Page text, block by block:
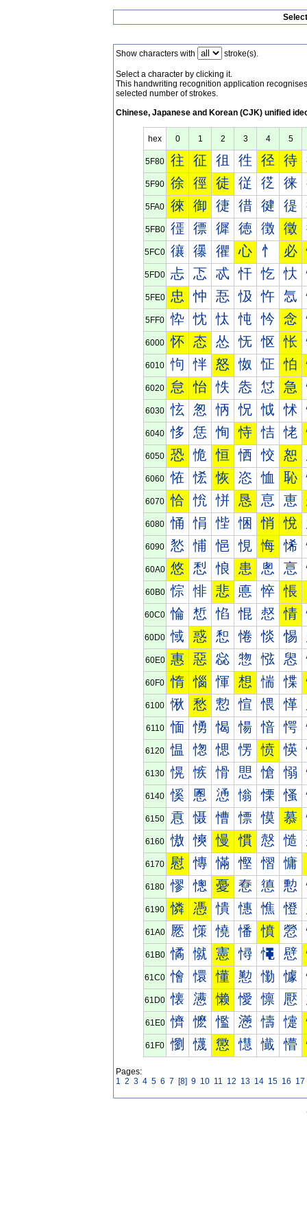
Show characters with stroke(s).
Select a character by clicking it.
This handwriting recognition application
selected number of strokes.
Chinese, Japanese and Korean (CJK) unified
hex 0 1 2 3 4 5
5F80 往 征 徂 徃 径 待
5F90 徐 徑 徒 従 徔 徕
5FA0 徠 御 徢 徣 徤 徥
5FB0 徰 徱 徲 徳 徴 徵
5FC0 忀 忁 忂 心 忄 必
5FD0 忐 忑 忒 忓 忔 忕
5FE0 忠 忡 忢 忣 忤 忥
5FF0 忰 忱 忲 忳 忴 念
6000 怀 态 怂 怃 怄 怅
6010 怐 怑 怒 怓 怔 怕
6020 怠 怡 怢 怣 怤 急
6030 怰 怱 怲 怳 怴 怵
6040 恀 恁 恂 恃 恄 恅
6050 恐 恑 恒 恓 恔 恕
6060 恠 恡 恢 恣 恤 恥
6070 恰 恱 恲 恳 恴 恵
6080 悀 悁 悂 悃 悄 悅
6090 悐 悑 悒 悓 悔 悕
60A0 悠 悡 悢 患 悤 悥
60B0 悰 悱 悲 悳 悴 悵
60C0 惀 惁 惂 惃 惄 情
60D0 惐 惑 惒 惓 惔 惕
60E0 惠 惡 惢 惣 惤 惥
60F0 惰 惱 惲 想 惴 惵
6100 愀 愁 愂 愃 愄 愅
6110 愐 愑 愒 愓 愔 愕
6120 愠 愡 愢 愣 愤 愥
6130 愰 愱 愲 愳 愴 愵
6140 慀 慁 慂 慃 慄 慅
6150 慐 慑 慒 慓 慔 慕
6160 慠 慡 慢 慣 慤 慥
6170 慰 慱 慲 慳 慴 慵
6180 憀 憁 憂 憃 憄 憅
6190 憐 憑 憒 憓 憔 憕
61A0 憠 憡 憢 憣 憤 憥
61B0 憰 憱 憲 憳 憴 憵
61C0 懀 懁 懂 懃 懄 懅
61D0 懐 懑 懒 懓 懔 懕
61E0 懠 懡 懢 懣 懤 懥
61F0 懰 懱 懲 懳 懴 懵
Pages:
1 2 3 4 5 6 7 [8] 9 10 11 12 13 14 15 16 17